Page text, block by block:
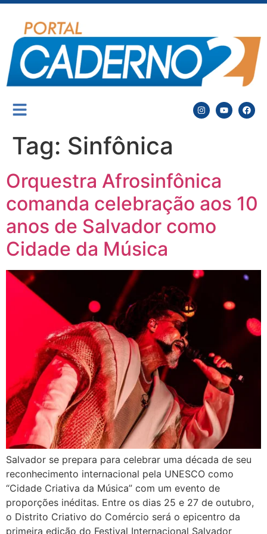
Tag: Sinfônica
Orquestra Afrosinfônica
comanda celebração aos 10
anos de Salvador como
Cidade da Música
Salvador se prepara para celebrar uma década de seu
reconhecimento internacional pela UNESCO como
“Cidade Criativa da Música” com um evento de
proporções inéditas. Entre os dias 25 e 27 de outubro,
o Distrito Criativo do Comércio será o epicentro da
primeira edição do Festival Internacional Salvador